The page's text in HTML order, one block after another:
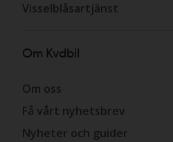
Visselblåsartjänst
Om Kvdbil
Om oss
Få vårt nyhetsbrev
Nyheter och guider